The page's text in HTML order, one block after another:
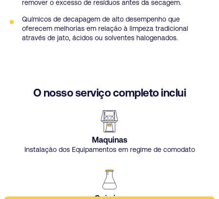
remover o excesso de resíduos antes da secagem.
Químicos de decapagem de alto desempenho que
oferecem melhorias em relação à limpeza tradicional
através de jato, ácidos ou solventes halogenados.
O nosso serviço completo inclui
Maquinas
Instalação dos Equipamentos em regime de comodato